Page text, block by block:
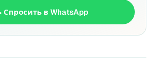
Спросить в WhatsApp